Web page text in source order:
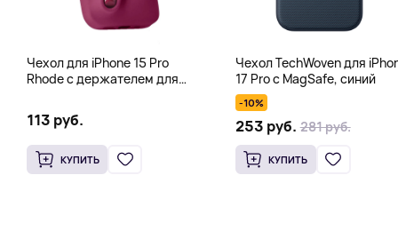
Чехол для iPhone 15 Pro
Rhode с держателем для
113 руб.
КУПИТЬ
Чехол TechWoven для
17 Pro с MagSafe, синий
-10%
253 руб. 281 руб.
КУПИТЬ